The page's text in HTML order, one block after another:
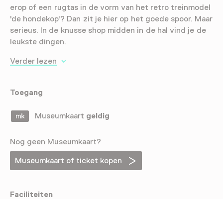
erop of een rugtas in de vorm van het retro treinmodel
'de hondekop'? Dan zit je hier op het goede spoor. Maar
serieus. In de knusse shop midden in de hal vind je de
leukste dingen.
Verder lezen
Toegang
Museumkaart geldig
Nog geen Museumkaart?
Museumkaart of ticket kopen
Faciliteiten